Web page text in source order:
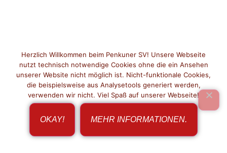
Herzlich Willkommen beim Penkuner SV! Unsere Webseite
nutzt technisch notwendige Cookies ohne die ein Ansehen
unserer Website nicht möglich ist. Nicht-funktionale Cookies,
die beispielsweise aus Analysetools generiert werden,
verwenden wir nicht. Viel Spaß auf unserer Webseite!
OKAY! MEHR INFORMATIONEN.